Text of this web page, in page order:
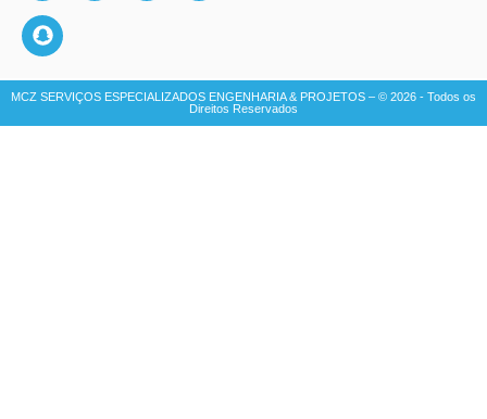
MCZ SERVIÇOS ESPECIALIZADOS ENGENHARIA & PROJETOS – © 2026 - Todos os
Direitos Reservados